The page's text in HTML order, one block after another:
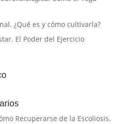
¿Qué es y cómo cultivarla?
El Poder del Ejercicio
Recuperarse de la Escoliosis.